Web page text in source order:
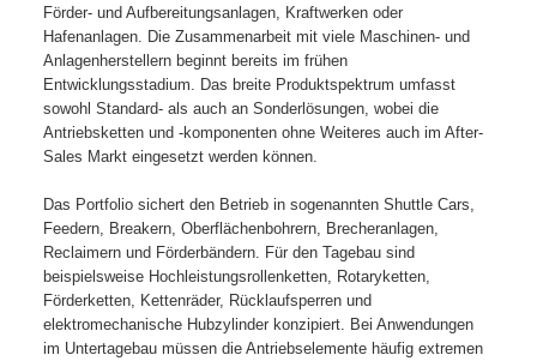
Förder- und Aufbereitungsanlagen, Kraftwerken oder
Hafenanlagen. Die Zusammenarbeit mit viele Maschinen- und
Anlagenherstellern beginnt bereits im frühen
Entwicklungsstadium. Das breite Produktspektrum umfasst
sowohl Standard- als auch an Sonderlösungen, wobei die
Antriebsketten und -komponenten ohne Weiteres auch im After-
Sales Markt eingesetzt werden können.
Das Portfolio sichert den Betrieb in sogenannten Shuttle Cars,
Feedern, Breakern, Oberflächenbohrern, Brecheranlagen,
Reclaimern und Förderbändern. Für den Tagebau sind
beispielsweise Hochleistungsrollenketten, Rotaryketten,
Förderketten, Kettenräder, Rücklaufsperren und
elektromechanische Hubzylinder konzipiert. Bei Anwendungen
im Untertagebau müssen die Antriebselemente häufig extremen